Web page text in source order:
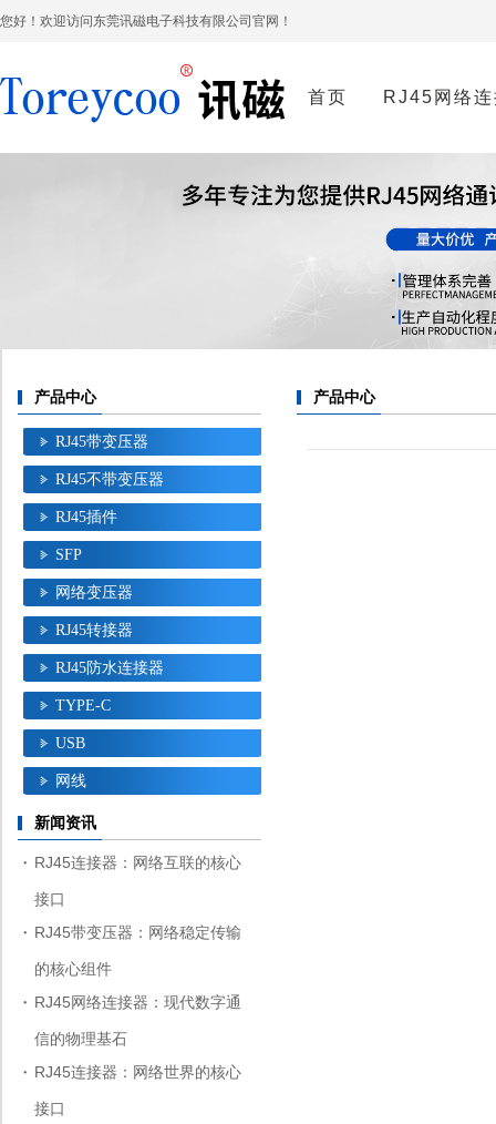
您好！欢迎访问东莞讯磁电子科技有限公司官网！
首页 RJ45网络
产品中心
RJ45带变压器
RJ45不带变压器
RJ45插件
SFP
网络变压器
RJ45转接器
RJ45防水连接器
TYPE-C
USB
网线
新闻资讯
RJ45连接器：网络互联的核心
接口
RJ45带变压器：网络稳定传输
的核心组件
RJ45网络连接器：现代数字通
信的物理基石
RJ45连接器：网络世界的核心
接口
产品中心